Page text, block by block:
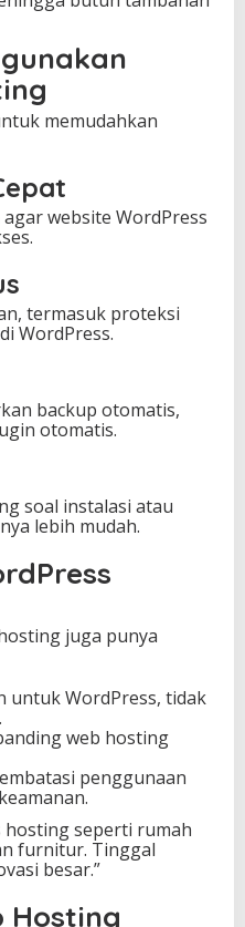
memudahkan
website WordPress
termasuk proteksi
WordPress.
backup otomatis,
otomatis.
soal instalasi atau
lebih mudah.
juga punya
untuk WordPress, tidak
web hosting
penggunaan
hosting seperti rumah
furnitur. Tinggal
besar.”
Hosting